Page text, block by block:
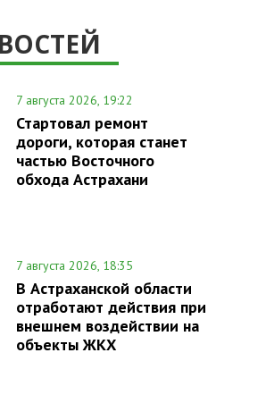
7 августа 2026, 19:22
Стартовал ремонт
дороги, которая станет
частью Восточного
обхода Астрахани
7 августа 2026, 18:35
В Астраханской области
отработают действия при
внешнем воздействии на
объекты ЖКХ